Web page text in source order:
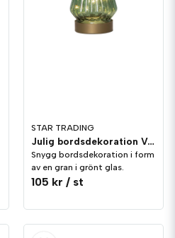
STAR TRADING
Julig bordsdekoration Verde Gran Grön 24cm
Snygg bordsdekoration i form
av en gran i grönt glas.
105 kr / st